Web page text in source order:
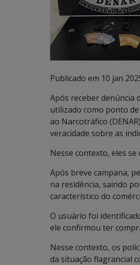
Publicado em 10 jan
Após receber denúncia
utilizado como ponto
ao Narcotráfico
veracidade sobre as
Nesse contexto, eles
Após breve campana,
na residência, saindo
característico do
O usuário foi
ele confirmou ter
Nesse contexto, os
da situação flagrancial